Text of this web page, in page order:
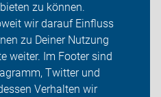
zu können.
wir darauf Einfluss
zu Deiner Nutzung
weiter. Im Footer sind
Twitter und
Verhalten wir